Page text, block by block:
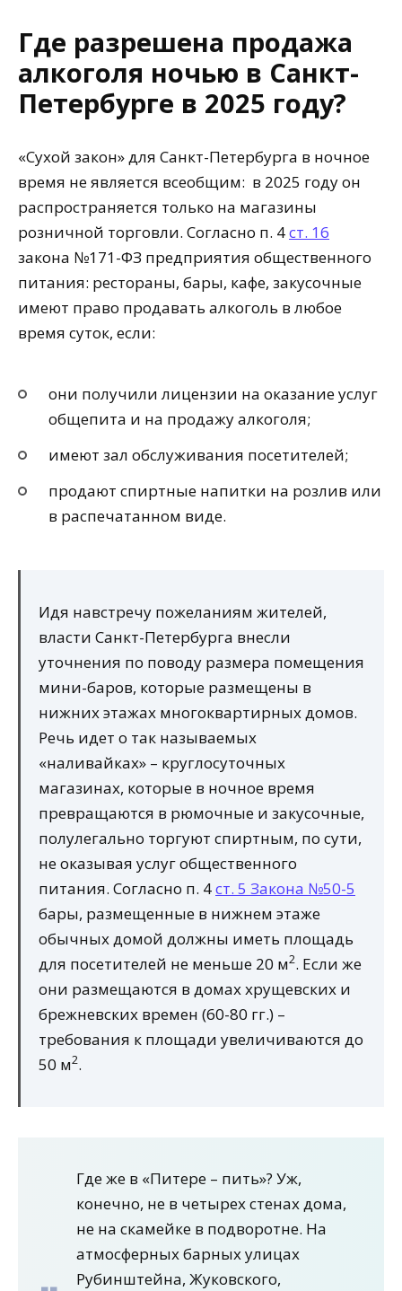
Где разрешена продажа
алкоголя ночью в Санкт-
Петербурге в 2025 году?
«Сухой закон» для Санкт-Петербурга в ночное
время не является всеобщим: в 2025 году он
распространяется только на магазины
розничной торговли. Согласно п. 4ст. 16
закона №171-ФЗ предприятия общественного
питания: рестораны, бары, кафе, закусочные
имеют право продавать алкоголь в любое
время суток, если:
они получили лицензии на оказание услуг
общепита и на продажу алкоголя;
имеют зал обслуживания посетителей;
продают спиртные напитки на розлив или
в распечатанном виде.
Идя навстречу пожеланиям жителей,
власти Санкт-Петербурга внесли
уточнения по поводу размера помещения
мини-баров, которые размещены в
нижних этажах многоквартирных домов.
Речь идет о так называемых
«наливайках» – круглосуточных
магазинах, которые в ночное время
превращаются в рюмочные и закусочные,
полулегально торгуют спиртным, по сути,
не оказывая услуг общественного
питания. Согласно п. 4ст. 5 Закона №50-5
бары, размещенные в нижнем этаже
обычных домой должны иметь площадь
для посетителей не меньше 20 м2. Если же
они размещаются в домах хрущевских и
брежневских времен (60-80 гг.) –
требования к площади увеличиваются до
50 м2.
Где же в «Питере – пить»? Уж,
конечно, не в четырех стенах дома,
не на скамейке в подворотне. На
атмосферных барных улицах
Рубинштейна, Жуковского,